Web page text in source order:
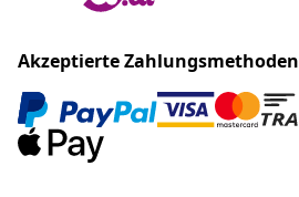
Akzeptierte Zahlungsmethoden